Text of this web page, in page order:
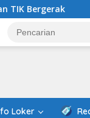
Mengenal
Loker